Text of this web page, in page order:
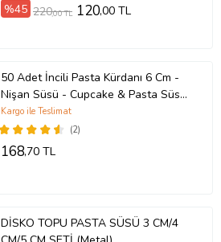
%45 220,00 TL 120,00 TL
50 Adet İncili Pasta Kürdanı 6 Cm -
Nişan Süsü - Cupcake & Pasta Süsü
-
(2)
Kargo ile Teslimat
168,70 TL
DİSKO TOPU PASTA SÜSÜ 3 CM/4